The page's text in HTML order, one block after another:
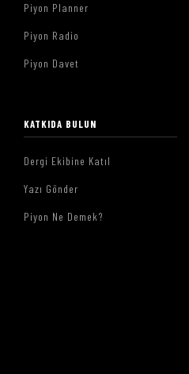
Piyon Planner
Piyon Radio
Piyon Davet
KATKIDA BULUN
Dergi Ekibine Katıl
Yazı Gönder
Piyon Ne Demek?